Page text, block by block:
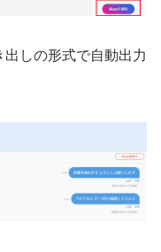
しの形式で自動出力